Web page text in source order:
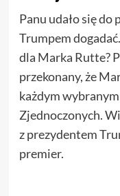
Panu udało się
Trumpem
dla Marka Rutte?
przekonany, że
każdym
Zjednoczonych.
z prezydentem
premier.